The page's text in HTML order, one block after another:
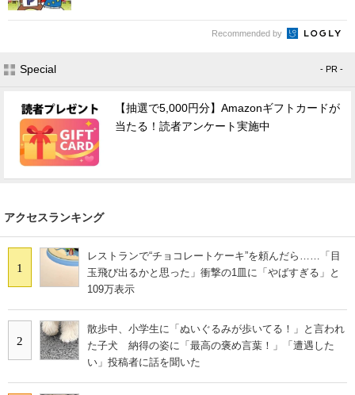
Recommended by
Special - PR -
【抽選で5,000円分】Amazonギフトカードが
当たる！読者アンケート実施中
アクセスランキング
1
レストランで“チョコレートケーキ”を頼んだら……「目
玉飛び出るかと思った」衝撃の1皿に「やばすぎる」と
109万表示
2
散歩中、小学生に「ぬいぐるみが歩いてる！」と言われ
た子犬 納得の姿に「最高の褒め言葉！」「遭遇した
い」投稿者に話を聞いた